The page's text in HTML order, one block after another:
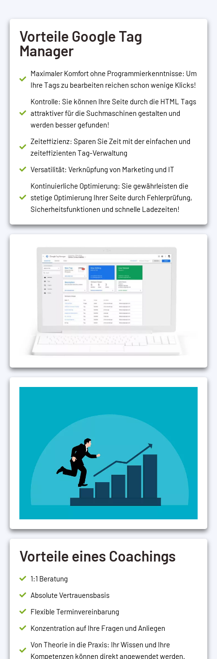
Vorteile Google Tag
Manager
Maximaler Komfort ohne Programmierkenntnisse: Um
Ihre Tags zu bearbeiten reichen schon wenige Klicks!
Kontrolle: Sie können Ihre Seite durch die HTML Tags
attraktiver für die Suchmaschinen gestalten und
werden besser gefunden!
Zeiteffizienz: Sparen Sie Zeit mit der einfachen und
zeiteffizienten Tag-Verwaltung
Versatilität: Verknüpfung von Marketing und IT
Kontinuierliche Optimierung: Sie gewährleisten die
stetige Optimierung Ihrer Seite durch Fehlerprüfung,
Sicherheitsfunktionen und schnelle Ladezeiten!
Vorteile eines Coachings
1:1 Beratung
Absolute Vertrauensbasis
Flexible Terminvereinbarung
Konzentration auf Ihre Fragen und Anliegen
Von Theorie in die Praxis: Ihr Wissen und Ihre
Kompetenzen können direkt angewendet werden.